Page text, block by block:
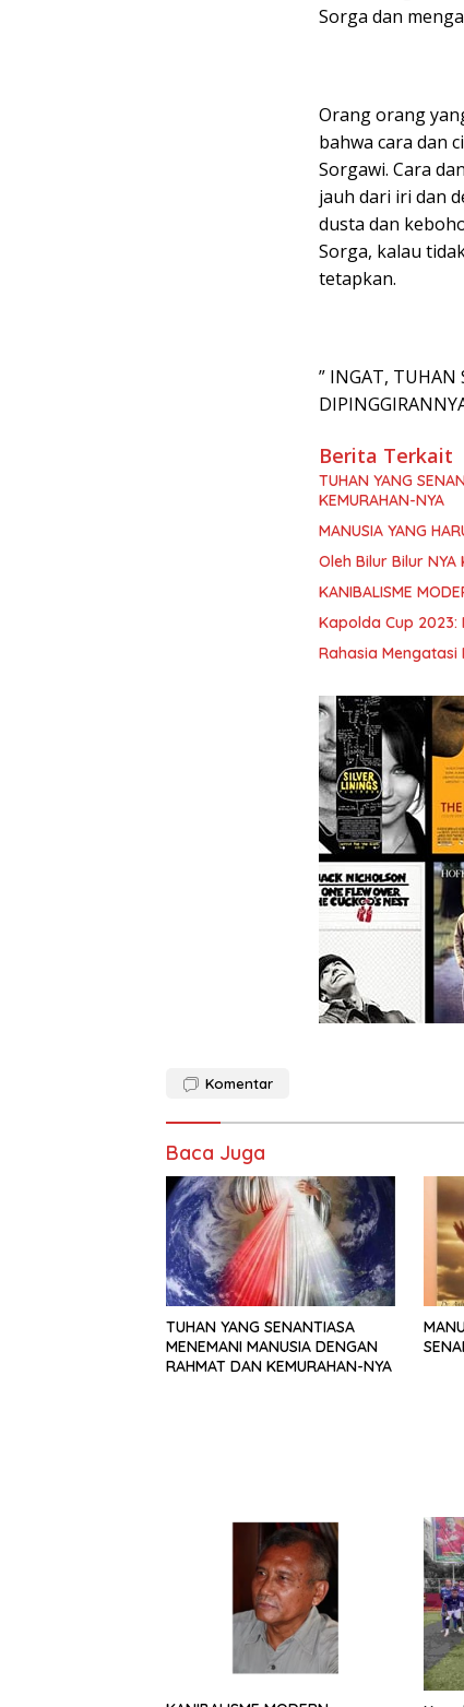
Sorga dan
Orang orang
bahwa cara dan
Sorgawi. Cara
jauh dari iri dan
dusta dan
Sorga, kalau
tetapkan.
” INGAT, TUHAN
Berita Terkait
TUHAN YANG
KEMURAHAN-NYA
MANUSIA YANG
Oleh Bilur Bilur
KANIBALISME
Kapolda Cup
Rahasia Mengatasi
Komentar
Baca Juga
TUHAN YANG SENANTIASA
MENEMANI MANUSIA DENGAN
RAHMAT DAN KEMURAHAN-NYA